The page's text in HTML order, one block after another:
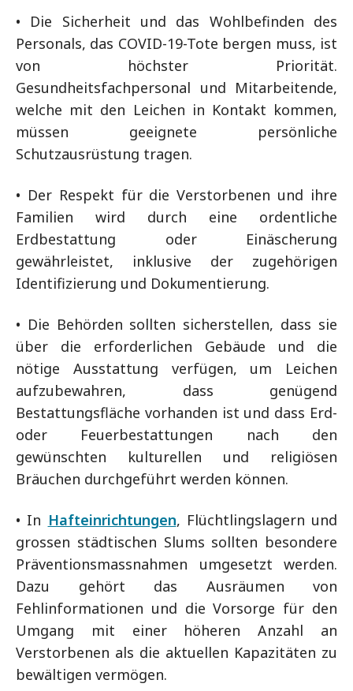
• Die Sicherheit und das Wohlbefinden des
Personals, das COVID-19-Tote bergen muss, ist
von höchster Priorität.
Gesundheitsfachpersonal und Mitarbeitende,
welche mit den Leichen in Kontakt kommen,
müssen geeignete persönliche
Schutzausrüstung tragen.
• Der Respekt für die Verstorbenen und ihre
Familien wird durch eine ordentliche
Erdbestattung oder Einäscherung
gewährleistet, inklusive der zugehörigen
Identifizierung und Dokumentierung.
• Die Behörden sollten sicherstellen, dass sie
über die erforderlichen Gebäude und die
nötige Ausstattung verfügen, um Leichen
aufzubewahren, dass genügend
Bestattungsfläche vorhanden ist und dass Erd-
oder Feuerbestattungen nach den
gewünschten kulturellen und religiösen
Bräuchen durchgeführt werden können.
• In Hafteinrichtungen, Flüchtlingslagern und
grossen städtischen Slums sollten besondere
Präventionsmassnahmen umgesetzt werden.
Dazu gehört das Ausräumen von
Fehlinformationen und die Vorsorge für den
Umgang mit einer höheren Anzahl an
Verstorbenen als die aktuellen Kapazitäten zu
bewältigen vermögen.